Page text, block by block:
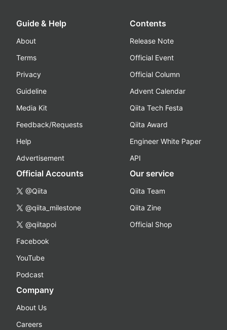
Guide & Help
About
Terms
Privacy
Guideline
Media Kit
Feedback/Requests
Help
Advertisement
Contents
Release Note
Official Event
Official Column
Advent Calendar
Qiita Tech Festa
Qiita Award
Engineer White Paper
API
Official Accounts
@Qiita
@qiita_milestone
@qiitapoi
Facebook
YouTube
Podcast
Our service
Qiita Team
Qiita Zine
Official Shop
Company
About Us
Careers